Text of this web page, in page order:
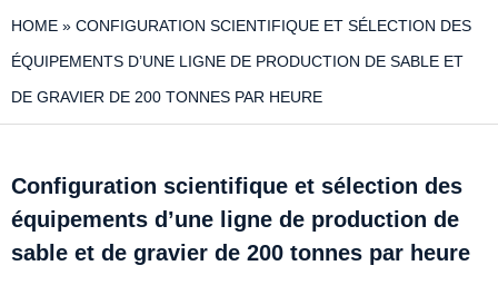
HOME » CONFIGURATION SCIENTIFIQUE ET SÉLECTION DES
ÉQUIPEMENTS D’UNE LIGNE DE PRODUCTION DE SABLE ET
DE GRAVIER DE 200 TONNES PAR HEURE
Configuration scientifique et sélection des
équipements d’une ligne de production de
sable et de gravier de 200 tonnes par heure